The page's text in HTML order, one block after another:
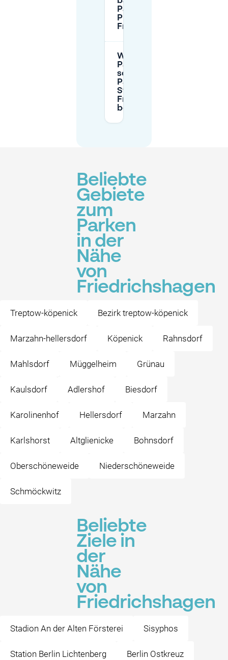
Parkplätze bei
P+R
Friedrichshagen?
Welche
Parkregeln
sollte ich bei
Parken an der
Straße in
Friedrichshagen
beachten?
Beliebte
Gebiete
zum
Parken
in der
Nähe
von
Friedrichshagen
Treptow-köpenick Bezirk treptow-köpenick
Marzahn-hellersdorf Köpenick Rahnsdorf
Mahlsdorf Müggelheim Grünau
Kaulsdorf Adlershof Biesdorf
Karolinenhof Hellersdorf Marzahn
Karlshorst Altglienicke Bohnsdorf
Oberschöneweide Niederschöneweide
Schmöckwitz
Beliebte
Ziele in
der
Nähe
von
Friedrichshagen
Stadion An der Alten Försterei Sisyphos
Station Berlin Lichtenberg Berlin Ostkreuz